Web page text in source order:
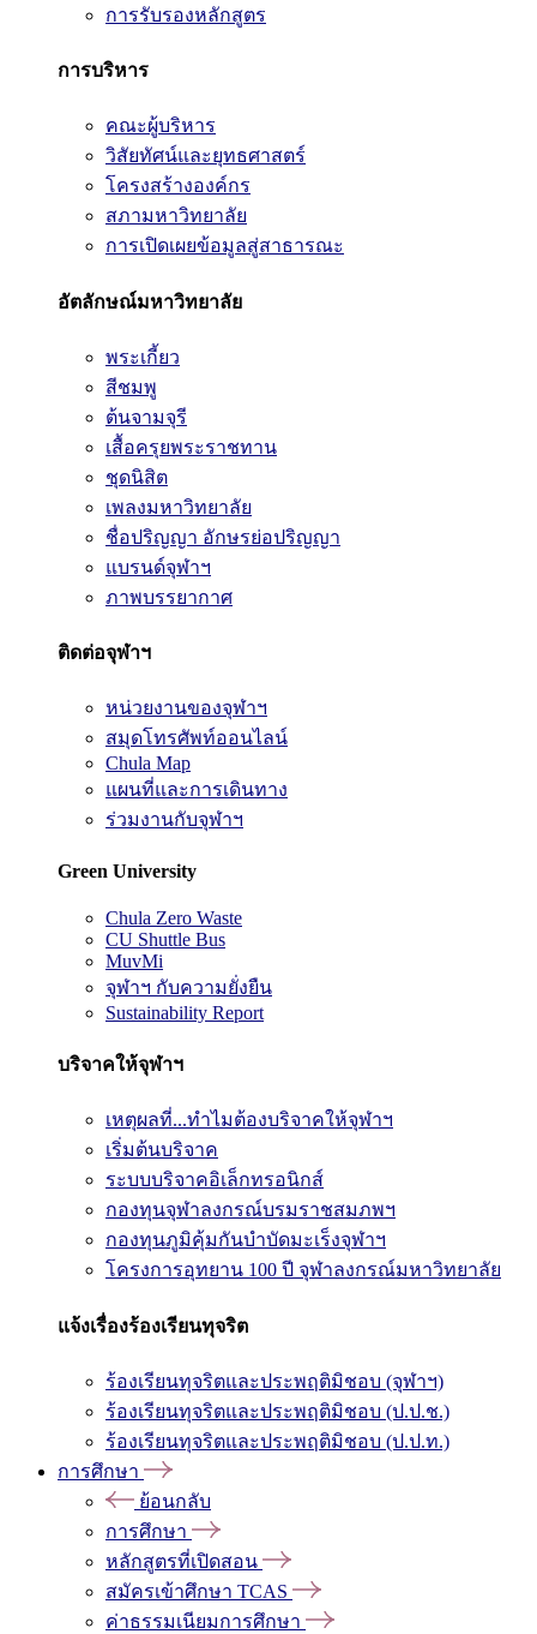
การรับรองหลักสูตร
การบริหาร
คณะผู้บริหาร
วิสัยทัศน์และยุทธศาสตร์
โครงสร้างองค์กร
สภามหาวิทยาลัย
การเปิดเผยข้อมูลสู่สาธารณะ
อัตลักษณ์มหาวิทยาลัย
พระเกี้ยว
สีชมพู
ต้นจามจุรี
เสื้อครุยพระราชทาน
ชุดนิสิต
เพลงมหาวิทยาลัย
ชื่อปริญญา อักษรย่อปริญญา
แบรนด์จุฬาฯ
ภาพบรรยากาศ
ติดต่อจุฬาฯ
หน่วยงานของจุฬาฯ
สมุดโทรศัพท์ออนไลน์
Chula Map
แผนที่และการเดินทาง
ร่วมงานกับจุฬาฯ
Green University
Chula Zero Waste
CU Shuttle Bus
MuvMi
จุฬาฯ กับความยั่งยืน
Sustainability Report
บริจาคให้จุฬาฯ
เหตุผลที่...ทำไมต้องบริจาคให้จุฬาฯ
เริ่มต้นบริจาค
ระบบบริจาคอิเล็กทรอนิกส์
กองทุนจุฬาลงกรณ์บรมราชสมภพฯ
กองทุนภูมิคุ้มกันบำบัดมะเร็งจุฬาฯ
โครงการอุทยาน 100 ปี จุฬาลงกรณ์มหาวิทยาลัย
แจ้งเรื่องร้องเรียนทุจริต
ร้องเรียนทุจริตและประพฤติมิชอบ (จุฬาฯ)
ร้องเรียนทุจริตและประพฤติมิชอบ (ป.ป.ช.)
ร้องเรียนทุจริตและประพฤติมิชอบ (ป.ป.ท.)
การศึกษา
ย้อนกลับ
การศึกษา
หลักสูตรที่เปิดสอน
สมัครเข้าศึกษา TCAS
ค่าธรรมเนียมการศึกษา